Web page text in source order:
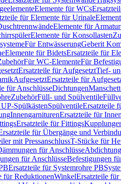
Elemente für WCs
für Elemente für Urinale
Elemente für
Elemente für Konsollasten
Für EntwässerungGeberit
Elemente für BidetsErsatzteile für
Für WC-ElementeFür
Ersatzteile für AufgesetztTief-
AufgesetztErsatzteile für
für AnschlüsseDichtungen
ZubehörFüll- und Spülventile
SpülkästenSpülventileErsatzteile
InnengarniturenErsatzteile für
Ersatzteile für Fittings
für Übergänge und
mit PressanschlussT-Stücke für
für Anschlüsse
für AnschlüsseBefestigungen
Ersatzteile für Systemrohre PB
für ReduktionenWinkelErsatzteile